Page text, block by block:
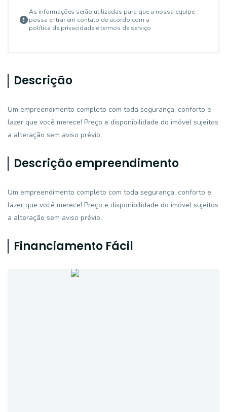
As informações serão utilizadas para que a nossa equipe
possa entrar em contato de acordo com a
política de privacidade e termos de serviço
Descrição
Um empreendimento completo com toda segurança, conforto e
lazer que você merece! Preço e disponibilidade do imóvel sujeitos
a alteração sem aviso prévio.
Descrição empreendimento
Um empreendimento completo com toda segurança, conforto e
lazer que você merece! Preço e disponibilidade do imóvel sujeitos
a alteração sem aviso prévio.
Financiamento Fácil